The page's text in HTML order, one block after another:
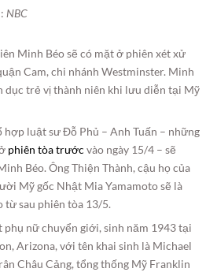
NBC
Minh Béo sẽ có mặt ở phiên xét xử
Cam, chi nhánh Westminster. Minh
dục trẻ vị thành niên khi lưu diễn tại Mỹ
luật sư Đỗ Phủ – Anh Tuấn – những
phiên tòa trước vào ngày 15/4 – sẽ
Béo. Ông Thiện Thành, cậu họ của
Mỹ gốc Nhật Mia Yamamoto sẽ là
từ sau phiên tòa 13/5.
phụ nữ chuyển giới, sinh năm 1943 tại
Arizona, với tên khai sinh là Michael
Châu Cảng, tổng thống Mỹ Franklin